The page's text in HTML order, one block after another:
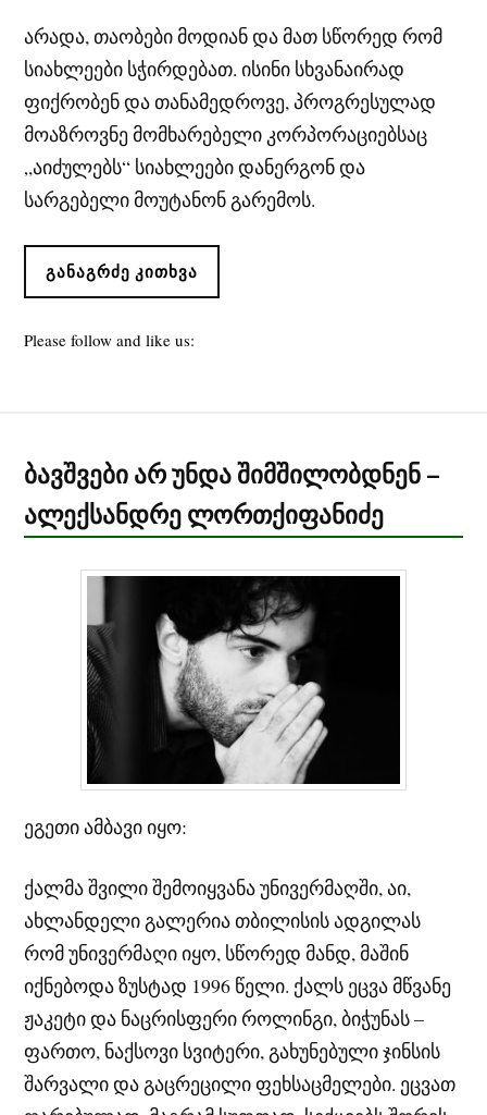
არადა, თაობები მოდიან და მათ სწორედ რომ
სიახლეები სჭირდებათ. ისინი სხვანაირად
ფიქრობენ და თანამედროვე, პროგრესულად
მოაზროვნე მომხარებელი კორპორაციებსაც
„აიძულებს“ სიახლეები დანერგონ და
სარგებელი მოუტანონ გარემოს.
ᲒᲐᲜᲐᲒᲠᲫᲔ ᲙᲘᲗᲮᲕᲐ
Please follow and like us:
ბავშვები არ უნდა შიმშილობდნენ –
ალექსანდრე ლორთქიფანიძე
ეგეთი ამბავი იყო:
ქალმა შვილი შემოიყვანა უნივერმაღში, აი,
ახლანდელი გალერია თბილისის ადგილას
რომ უნივერმაღი იყო, სწორედ მანდ, მაშინ
იქნებოდა ზუსტად 1996 წელი. ქალს ეცვა მწვანე
ჟაკეტი და ნაცრისფერი როლინგი, ბიჭუნას –
ფართო, ნაქსოვი სვიტერი, გახუნებული ჯინსის
შარვალი და გაცრეცილი ფეხსაცმელები. ეცვათ